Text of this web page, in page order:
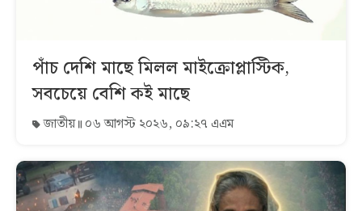
পাঁচ দেশি মাছে মিলল মাইক্রোপ্লাস্টিক,
সবচেয়ে বেশি কই মাছে
জাতীয় ০৬ আগস্ট ২০২৬, ০৯:২৭ এএম